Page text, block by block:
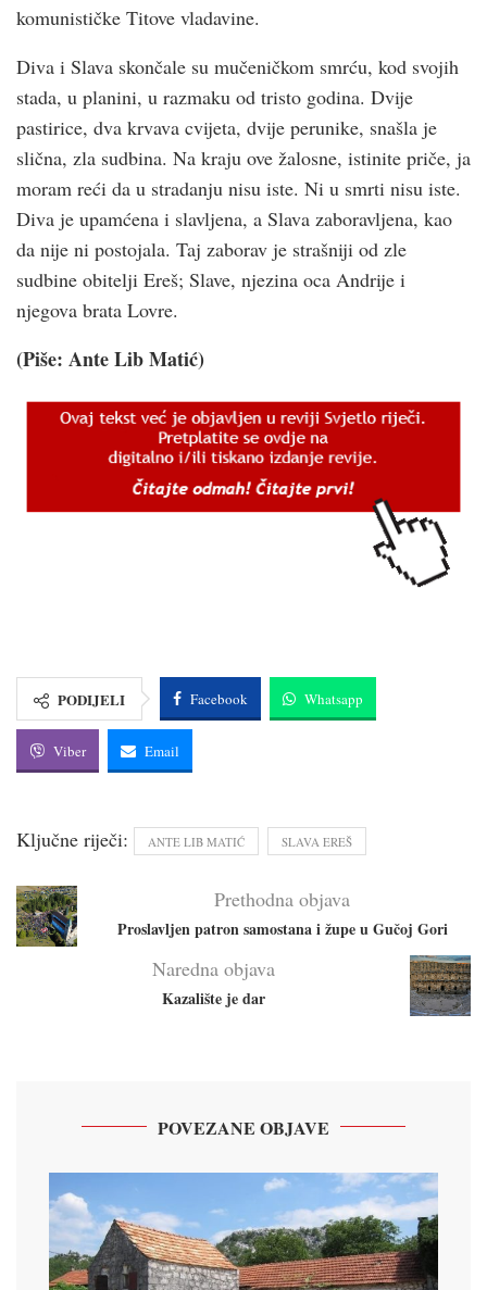
komunističke Titove vladavine.
Diva i Slava skončale su mučeničkom smrću, kod svojih
stada, u planini, u razmaku od tristo godina. Dvije
pastirice, dva krvava cvijeta, dvije perunike, snašla je
slična, zla sudbina. Na kraju ove žalosne, istinite priče, ja
moram reći da u stradanju nisu iste. Ni u smrti nisu iste.
Diva je upamćena i slavljena, a Slava zaboravljena, kao
da nije ni postojala. Taj zaborav je strašniji od zle
sudbine obitelji Ereš; Slave, njezina oca Andrije i
njegova brata Lovre.
(Piše: Ante Lib Matić)
PODIJELI Facebook Whatsapp
Viber Email
Ključne riječi: ANTE LIB MATIĆ SLAVA EREŠ
Prethodna objava
Proslavljen patron samostana i župe u Gučoj Gori
Naredna objava
Kazalište je dar
POVEZANE OBJAVE